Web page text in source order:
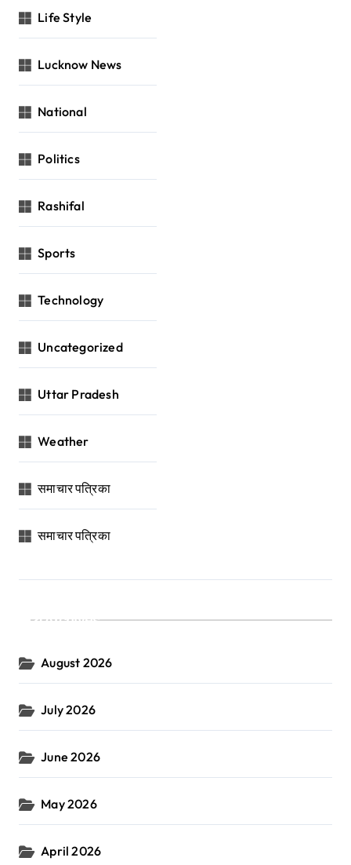
Life Style
Lucknow News
National
Politics
Rashifal
Sports
Technology
Uncategorized
Uttar Pradesh
Weather
समाचार पत्रिका
समाचार पत्रिका
Archives
August 2026
July 2026
June 2026
May 2026
April 2026